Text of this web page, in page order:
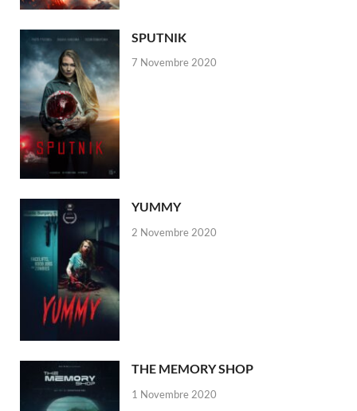
SPUTNIK
7 Novembre 2020
YUMMY
2 Novembre 2020
THE MEMORY SHOP
1 Novembre 2020